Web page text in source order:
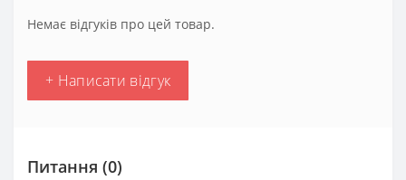
Немає відгуків про цей товар.
+ Написати відгук
Питання (0)